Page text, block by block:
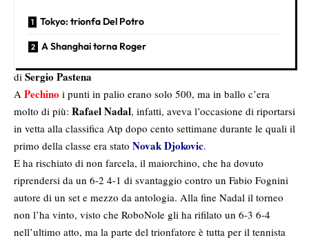
Tokyo: trionfa Del Potro
A Shanghai torna Roger
di Sergio Pastena
A Pechino i punti in palio erano solo 500, ma in ballo c’era
molto di più: Rafael Nadal, infatti, aveva l’occasione di riportarsi
in vetta alla classifica Atp dopo cento settimane durante le quali il
primo della classe era stato Novak Djokovic.
E ha rischiato di non farcela, il maiorchino, che ha dovuto
riprendersi da un 6-2 4-1 di svantaggio contro un Fabio Fognini
autore di un set e mezzo da antologia. Alla fine Nadal il torneo
non l’ha vinto, visto che RoboNole gli ha rifilato un 6-3 6-4
nell’ultimo atto, ma la parte del trionfatore è tutta per il tennista